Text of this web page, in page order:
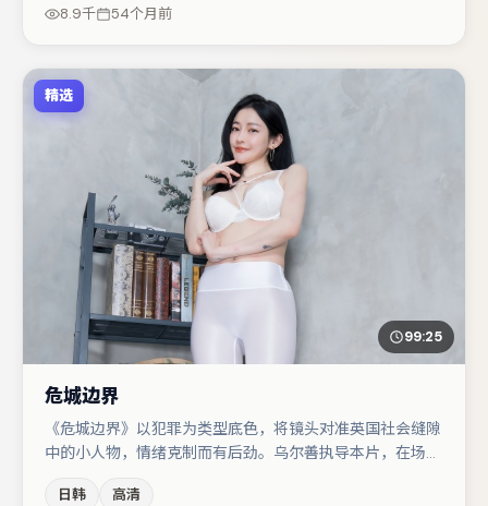
8.9千 54个月前
精选
99:25
危城边界
《危城边界》以犯罪为类型底色，将镜头对准英国社会缝隙
中的小人物，情绪克制而有后劲。乌尔善执导本片，在场面
演阵容包括王景春、杨幂、廖凡等，角色动机前后呼应，适
日韩 高清